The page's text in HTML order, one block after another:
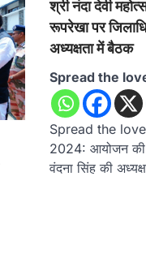
श्री नंदा देवी
रूपरेखा पर
अध्यक्षता में बैठक
Spread the
Spread the love
2024: आयोजन की
वंदना सिंह की